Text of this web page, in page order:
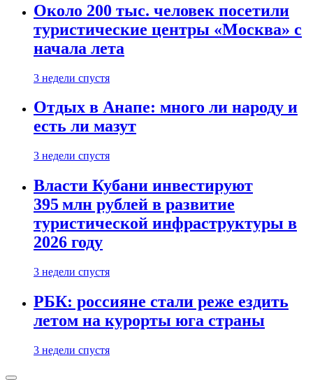
Около 200 тыс. человек посетили
туристические центры «Москва» с
начала лета
3 недели спустя
Отдых в Анапе: много ли народу и
есть ли мазут
3 недели спустя
Власти Кубани инвестируют
395 млн рублей в развитие
туристической инфраструктуры в
2026 году
3 недели спустя
РБК: россияне стали реже ездить
летом на курорты юга страны
3 недели спустя